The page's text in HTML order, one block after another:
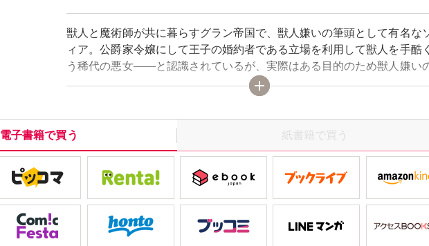
獣人と魔術師が共に暮らすグラン帝国で、獣人嫌いの筆頭として有名な
ィア。公爵家令嬢にして王子の婚約者である立場を利用して獣人を手酷
う稀代の悪女――と認識されているが、実際はある目的のため獣人嫌い
リをしているだけ。目的のためなら手段は厭わないつもりだったが、天
ある獣軍トップのルイス・ブラッドによっていつも計画を狂わされてば
を得ない状況から呪いが発現し!?身を焦がすような熱さに見舞われるなか
呪いを鎮めようとルイスが接触してきて…？【本作品は、同タイトル1
電子書籍で買う 紙書籍で買う